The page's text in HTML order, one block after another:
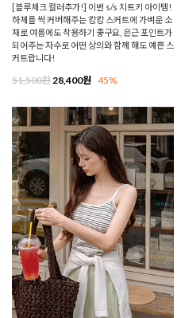
[블루체크 컬러추가!] 이번 s/s 치트키 아이템!
하체를 싹 커버해주는 캉캉 스커트에 가벼운 소
재로 여름에도 착용하기 좋구요, 은근 포인트가
되어주는 자수로 어떤 상의와 함께 해도 예쁜 스
커트랍니다!
51,500원 28,400원 45%